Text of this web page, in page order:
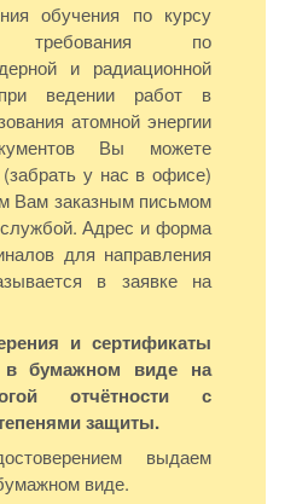
обучения по курсу
требования по
и радиационной
при ведении работ в
атомной энергии
Вы можете
у нас в офисе)
Вам заказным письмом
службой. Адрес и форма
для направления
в заявке на
и сертификаты
бумажном виде на
отчётности с
защиты.
выдаем
виде.